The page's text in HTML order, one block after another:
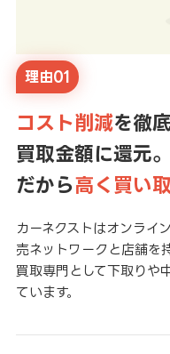
理由01
コスト削減を徹
買取金額に還元。
だから高く買い
カーネクストはオンライ
売ネットワークと店舗を
買取専門として下取りや
ています。